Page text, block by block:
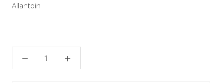
Allantoin